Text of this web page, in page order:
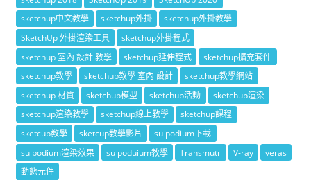
sketchup中文教學
sketchup外掛
sketchup外掛教學
SketchUp 外掛渲染工具
sketchup外掛程式
sketchup 室內 設計 教學
sketchup延伸程式
sketchup擴充套件
sketchup教學
sketchup教學 室內 設計
sketchup教學網站
sketchup 材質
sketchup模型 sketchup活動
sketchup渲染
sketchup渲染教學
sketchup線上教學
sketchup課程
sketcup教學
sketcup教學影片
su podium下載
su podium渲染效果
su poduium教學 Transmutr V-ray
veras
動態元件